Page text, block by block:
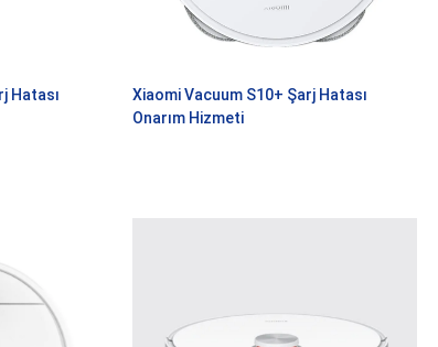
Hatası
Xiaomi Vacuum S10+ Şarj Hatası
Onarım Hizmeti